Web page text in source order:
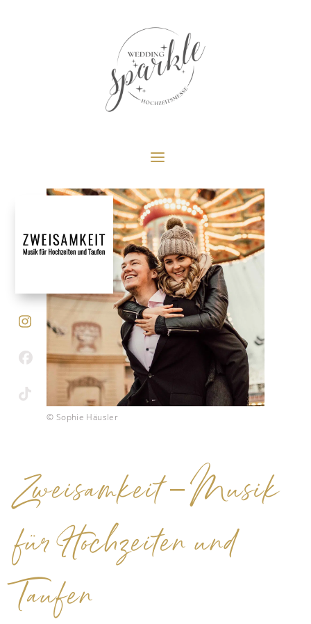
© Sophie Häusler
Zweisamkeit – Musik
für Hochzeiten und
Taufen